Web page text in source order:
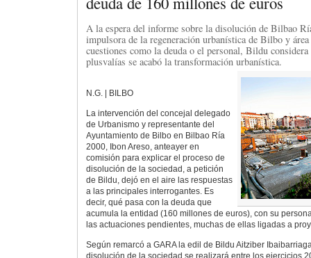
A la espera del informe sobre la disolución de Bilbao
impulsora de la regeneración urbanística de Bilbo y
cuestiones como la deuda o el personal, Bildu
plusvalías se acabó la transformación urbanística.
N.G. | BILBO
La intervención del concejal delegado
de Urbanismo y representante del
Ayuntamiento de Bilbo en Bilbao Ría
2000, Ibon Areso, anteayer en
comisión para explicar el proceso de
disolución de la sociedad, a petición
de Bildu, dejó en el aire las respuestas
a las principales interrogantes. Es
decir, qué pasa con la deuda que
acumula la entidad (160 millones de euros), con su
las actuaciones pendientes, muchas de ellas ligadas a
Según remarcó a GARA la edil de Bildu Aitziber